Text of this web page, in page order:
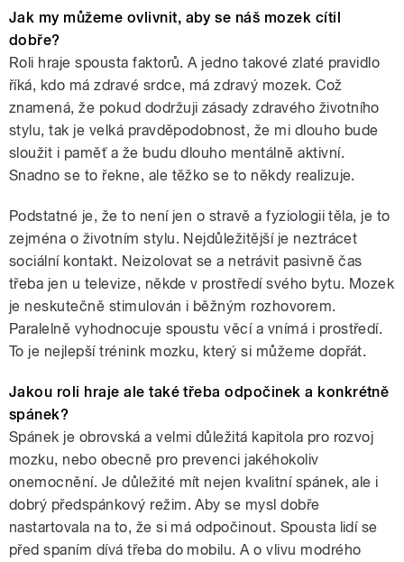
Jak my můžeme ovlivnit, aby se náš mozek cítil
dobře?
Roli hraje spousta faktorů. A jedno takové zlaté pravidlo
říká, kdo má zdravé srdce, má zdravý mozek. Což
znamená, že pokud dodržuji zásady zdravého životního
stylu, tak je velká pravděpodobnost, že mi dlouho bude
sloužit i paměť a že budu dlouho mentálně aktivní.
Snadno se to řekne, ale těžko se to někdy realizuje.
Podstatné je, že to není jen o stravě a fyziologii těla, je to
zejména o životním stylu. Nejdůležitější je neztrácet
sociální kontakt. Neizolovat se a netrávit pasivně čas
třeba jen u televize, někde v prostředí svého bytu. Mozek
je neskutečně stimulován i běžným rozhovorem.
Paralelně vyhodnocuje spoustu věcí a vnímá i prostředí.
To je nejlepší trénink mozku, který si můžeme dopřát.
Jakou roli hraje ale také třeba odpočinek a konkrétně
spánek?
Spánek je obrovská a velmi důležitá kapitola pro rozvoj
mozku, nebo obecně pro prevenci jakéhokoliv
onemocnění. Je důležité mít nejen kvalitní spánek, ale i
dobrý předspánkový režim. Aby se mysl dobře
nastartovala na to, že si má odpočinout. Spousta lidí se
před spaním dívá třeba do mobilu. A o vlivu modrého